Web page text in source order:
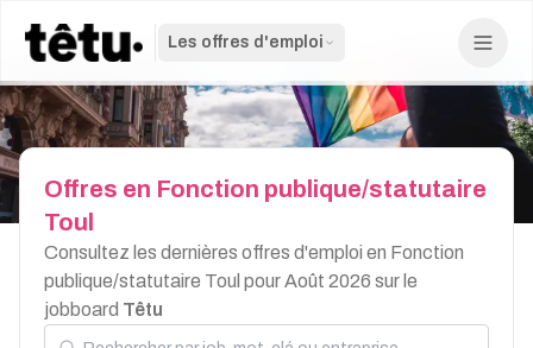
Les offres d'emploi
Offres en Fonction publique/statutaire
Toul
Consultez les dernières offres d'emploi en Fonction
publique/statutaire Toul pour Août 2026 sur le
jobboard Têtu
Rechercher par job, mot-clé ou entreprise